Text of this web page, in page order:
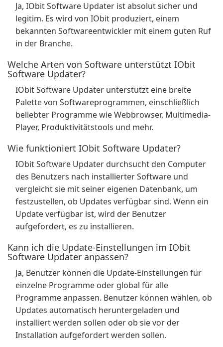
Ja, IObit Software Updater ist absolut sicher und
legitim. Es wird von IObit produziert, einem
bekannten Softwareentwickler mit einem guten Ruf
in der Branche.
Welche Arten von Software unterstützt IObit
Software Updater?
IObit Software Updater unterstützt eine breite
Palette von Softwareprogrammen, einschließlich
beliebter Programme wie Webbrowser, Multimedia-
Player, Produktivitätstools und mehr.
Wie funktioniert IObit Software Updater?
IObit Software Updater durchsucht den Computer
des Benutzers nach installierter Software und
vergleicht sie mit seiner eigenen Datenbank, um
festzustellen, ob Updates verfügbar sind. Wenn ein
Update verfügbar ist, wird der Benutzer
aufgefordert, es zu installieren.
Kann ich die Update-Einstellungen im IObit
Software Updater anpassen?
Ja, Benutzer können die Update-Einstellungen für
einzelne Programme oder global für alle
Programme anpassen. Benutzer können wählen, ob
Updates automatisch heruntergeladen und
installiert werden sollen oder ob sie vor der
Installation aufgefordert werden sollen.